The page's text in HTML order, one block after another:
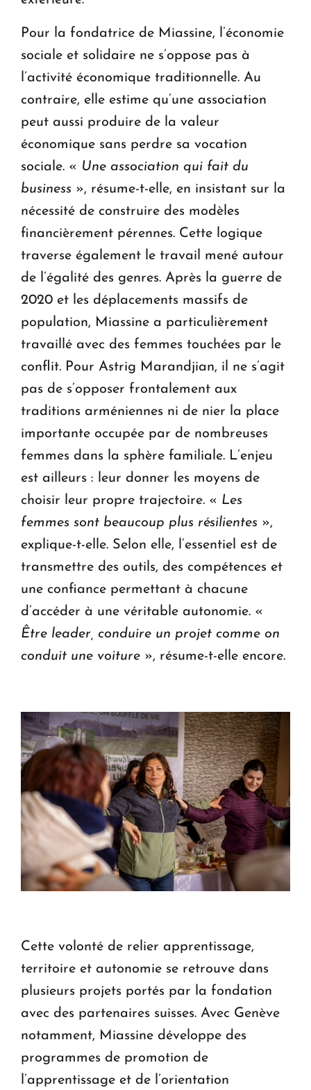
Pour la fondatrice de Miassine, l’économie
sociale et solidaire ne s’oppose pas à
l’activité économique traditionnelle. Au
contraire, elle estime qu’une association
peut aussi produire de la valeur
économique sans perdre sa vocation
sociale. « Une association qui fait du
business », résume-t-elle, en insistant sur la
nécessité de construire des modèles
financièrement pérennes. Cette logique
traverse également le travail mené autour
de l’égalité des genres. Après la guerre de
2020 et les déplacements massifs de
population, Miassine a particulièrement
travaillé avec des femmes touchées par le
conflit. Pour Astrig Marandjian, il ne s’agit
pas de s’opposer frontalement aux
traditions arméniennes ni de nier la place
importante occupée par de nombreuses
femmes dans la sphère familiale. L’enjeu
est ailleurs : leur donner les moyens de
choisir leur propre trajectoire. « Les
femmes sont beaucoup plus résilientes »,
explique-t-elle. Selon elle, l’essentiel est de
transmettre des outils, des compétences et
une confiance permettant à chacune
d’accéder à une véritable autonomie. «
Être leader, conduire un projet comme on
conduit une voiture », résume-t-elle encore.
Cette volonté de relier apprentissage,
territoire et autonomie se retrouve dans
plusieurs projets portés par la fondation
avec des partenaires suisses. Avec Genève
notamment, Miassine développe des
programmes de promotion de
l’apprentissage et de l’orientation